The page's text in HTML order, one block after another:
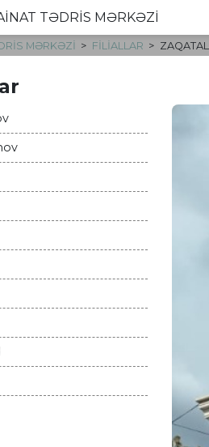
TƏDRİS MƏRKƏZİ
MƏRKƏZİ FILIALLAR